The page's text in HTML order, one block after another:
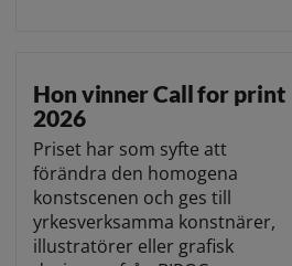
Hon vinner Call for print
2026
Priset har som syfte att
förändra den homogena
konstscenen och ges till
yrkesverksamma konstnärer,
illustratörer eller grafisk